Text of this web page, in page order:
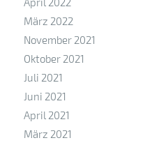
März 2022
November 2021
Oktober 2021
Juli 2021
Juni 2021
April 2021
März 2021